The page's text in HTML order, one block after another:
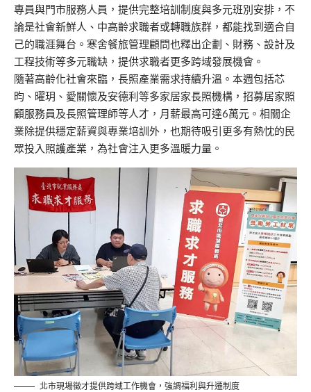
專員與門市服務人員，提供完整培訓制度與多元班別安排，不
論是社會新鮮人、中高齡求職者或轉職族群，都能找到適合自
己的職涯舞台。寒舍餐旅管理顧問也釋出企劃、財務、設計及
工程技術等多元職缺，提供求職者更多跨域發展機會。
隨著高齡化社會來臨，長照產業需求持續升溫。本週包括芯
昀、曜玥、愛關懷及安德利等多家居家長照機構，招募居家照
顧服務員及長照管理師等人才，月薪最高可達6萬元。相關企
業除提供穩定薪資與專業培訓外，也期待吸引更多有熱忱的民
眾投入照護產業，為社會注入更多溫暖力量。
北市現場徵才提供跨域工作機會，強調福利與升遷制度